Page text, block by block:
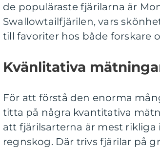
de populäraste fjärilarna är
Swallowtailfjärilen, vars
till favoriter hos både forskare
Kvänlitativa
För att förstå den enorma
titta på några kvantitativa
att fjärilsarterna är mest rikliga
regnskog. Där trivs fjärilar på